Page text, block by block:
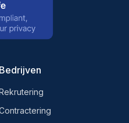
Bedrijven